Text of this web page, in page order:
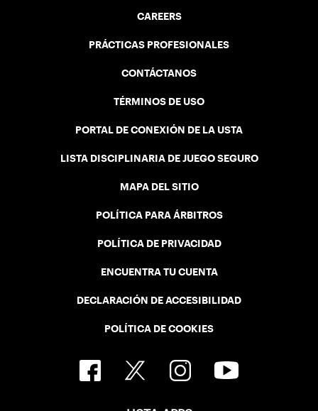
CAREERS
PRÁCTICAS PROFESIONALES
CONTÁCTANOS
TÉRMINOS DE USO
PORTAL DE CONEXIÓN DE LA USTA
LISTA DISCIPLINARIA DE JUEGO SEGURO
MAPA DEL SITIO
POLÍTICA PARA ÁRBITROS
POLÍTICA DE PRIVACIDAD
ENCUENTRA TU CUENTA
DECLARACIÓN DE ACCESIBILIDAD
POLÍTICA DE COOKIES